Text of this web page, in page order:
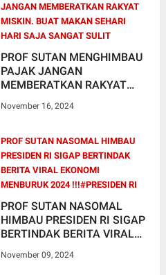
JANGAN MEMBERATKAN RAKYAT
MISKIN. BUAT MAKAN SEHARI
HARI SAJA SANGAT SULIT
PROF SUTAN MENGHIMBAU
PAJAK JANGAN
MEMBERATKAN RAKYAT
SEHARI HARI SAJA SANGAT
November 16, 2024
PROF SUTAN NASOMAL HIMBAU
PRESIDEN RI SIGAP BERTINDAK
BERITA VIRAL EKONOMI
MENBURUK 2024 !!!#PRESIDEN RI
PROF SUTAN NASOMAL
HIMBAU PRESIDEN RI SIGAP
BERTINDAK BERITA VIRAL
!!!
November 09, 2024